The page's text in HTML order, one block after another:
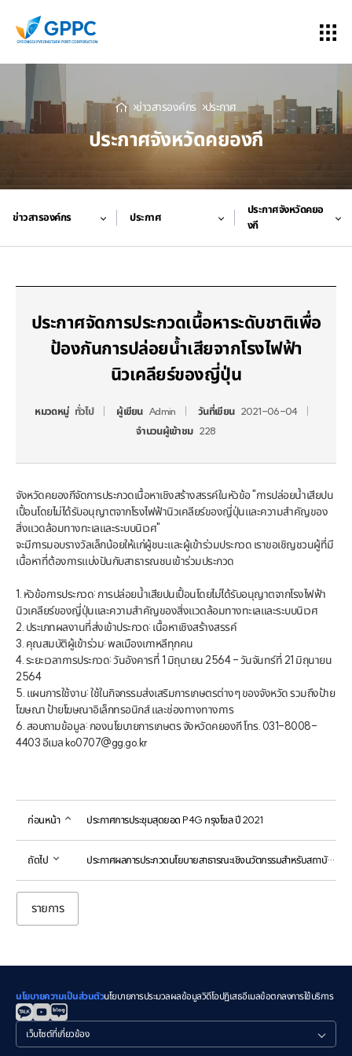
ข่าวสารองค์กร ประกาศ
ประกาศจังหวัดคยองกี
ข่าวสารองค์กร ประกาศ
ประกาศจังหวัดคยอ
งกี
ประกาศจัดการประกวดเนื้อหาระดับชาติเพื่อ
ป้องกันการปล่อยน้ำเสียจากโรงไฟฟ้า
นิวเคลียร์ของญี่ปุ่น
หมวดหมู่ ทั่วไป ผู้เขียน Admin วันที่เขียน 2021-06-04
จำนวนผู้เข้าชม 228
จังหวัดคยองกีจัดการประกวดเนื้อหาเชิงสร้างสรรค์ในหัวข้อ "การปล่อยน้ำเสียปน
เปื้อนโดยไม่ได้รับอนุญาตจากโรงไฟฟ้านิวเคลียร์ของญี่ปุ่นและความสำคัญของ
สิ่งแวดล้อมทางทะเลและระบบนิเวศ"
จะมีการมอบรางวัลเล็กน้อยให้แก่ผู้ชนะและผู้เข้าร่วมประกวด เราขอเชิญชวนผู้ที่มี
เนื้อหาที่ต้องการแบ่งปันกับสาธารณชนเข้าร่วมประกวด
1. หัวข้อการประกวด: การปล่อยน้ำเสียปนเปื้อนโดยไม่ได้รับอนุญาตจากโรงไฟฟ้า
นิวเคลียร์ของญี่ปุ่นและความสำคัญของสิ่งแวดล้อมทางทะเลและระบบนิเวศ
2. ประเภทผลงานที่ส่งเข้าประกวด: เนื้อหาเชิงสร้างสรรค์
3. คุณสมบัติผู้เข้าร่วม: พลเมืองเกาหลีทุกคน
4. ระยะเวลาการประกวด: วันอังคารที่ 1 มิถุนายน 2564 - วันจันทร์ที่ 21 มิถุนายน
2564
5. แผนการใช้งาน: ใช้ในกิจกรรมส่งเสริมการเกษตรต่างๆ ของจังหวัด รวมถึงป้าย
โฆษณา ป้ายโฆษณาอิเล็กทรอนิกส์ และช่องทางทางการ
6. สอบถามข้อมูล: กองนโยบายการเกษตร จังหวัดคยองกี โทร. 031-8008-
4403 อีเมล ko0707@gg.go.kr
ก่อนหน้า ประกาศการประชุมสุดยอด P4G กรุงโซล ปี 2021
ถัดไป ประกาศผลการประกวดนโยบายสาธารณะเชิงนวัตกรรมสำหรับสถาบันสาธารณะระดับท้องถิ่น ประจำปี 2021
รายการ
นโยบายความเป็นส่วนตัวนโยบายการประมวลผลข้อมูลวิดีโอปฏิเสธอีเมลข้อตกลงการใช้บริการ
관
련